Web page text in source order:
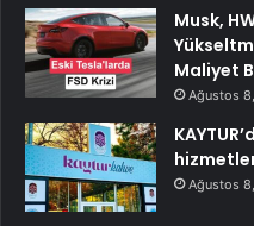
Musk,
Maliyet
Ağustos
Ağustos